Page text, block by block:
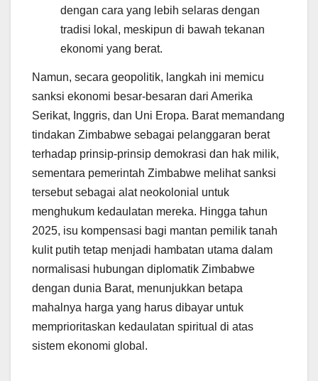
dengan cara yang lebih selaras dengan
tradisi lokal, meskipun di bawah tekanan
ekonomi yang berat.
Namun, secara geopolitik, langkah ini memicu
sanksi ekonomi besar-besaran dari Amerika
Serikat, Inggris, dan Uni Eropa. Barat memandang
tindakan Zimbabwe sebagai pelanggaran berat
terhadap prinsip-prinsip demokrasi dan hak milik,
sementara pemerintah Zimbabwe melihat sanksi
tersebut sebagai alat neokolonial untuk
menghukum kedaulatan mereka. Hingga tahun
2025, isu kompensasi bagi mantan pemilik tanah
kulit putih tetap menjadi hambatan utama dalam
normalisasi hubungan diplomatik Zimbabwe
dengan dunia Barat, menunjukkan betapa
mahalnya harga yang harus dibayar untuk
memprioritaskan kedaulatan spiritual di atas
sistem ekonomi global.